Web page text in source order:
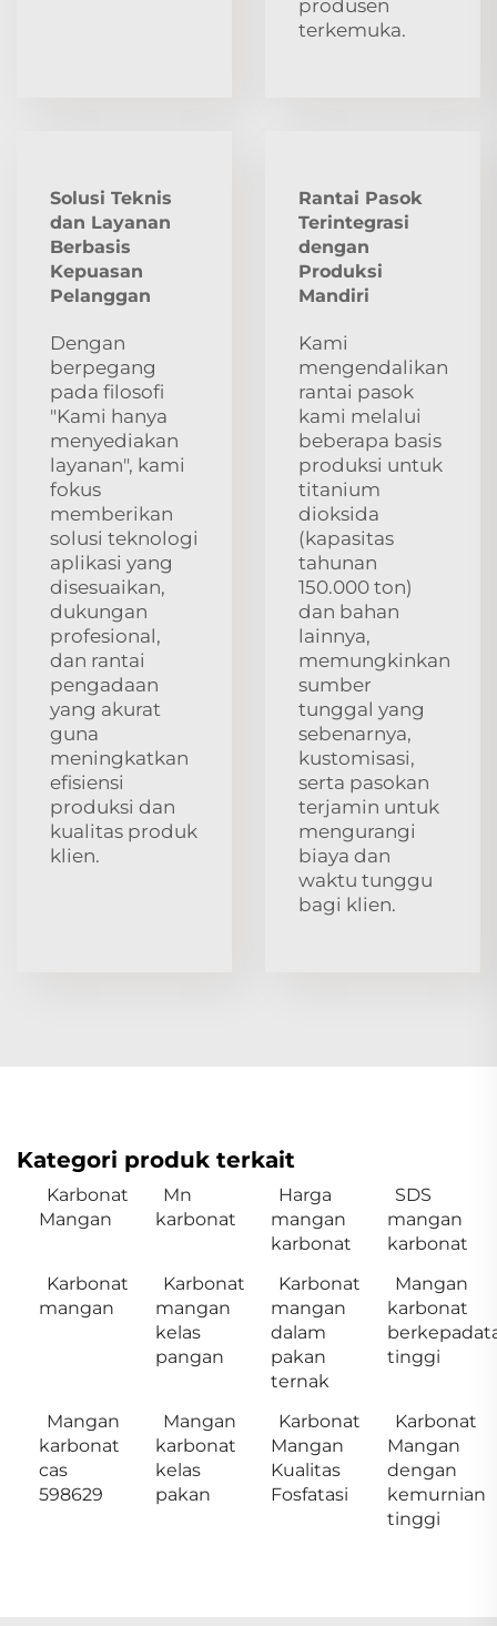
produsen
terkemuka.
Solusi Teknis
dan Layanan
Berbasis
Kepuasan
Pelanggan
Dengan
berpegang
pada filosofi
"Kami hanya
menyediakan
layanan", kami
fokus
memberikan
solusi teknologi
aplikasi yang
disesuaikan,
dukungan
profesional,
dan rantai
pengadaan
yang akurat
guna
meningkatkan
efisiensi
produksi dan
kualitas produk
klien.
Rantai Pasok
Terintegrasi
dengan
Produksi
Mandiri
Kami
mengendalikan
rantai pasok
kami melalui
beberapa basis
produksi untuk
titanium
dioksida
(kapasitas
tahunan
150.000 ton)
dan bahan
lainnya,
memungkinkan
sumber
tunggal yang
sebenarnya,
kustomisasi,
serta pasokan
terjamin untuk
mengurangi
biaya dan
waktu tunggu
bagi klien.
Kategori produk terkait
Karbonat
Mangan
Mn
karbonat
Harga
mangan
karbonat
SDS
mangan
karbonat
Karbonat
mangan
Karbonat
mangan
kelas
pangan
Karbonat
mangan
dalam
pakan
ternak
Mangan
karbonat
tinggi
Mangan
karbonat
cas
598629
Mangan
karbonat
kelas
pakan
Karbonat
Mangan
Kualitas
Fosfatasi
Karbonat
Mangan
dengan
kemurnian
tinggi